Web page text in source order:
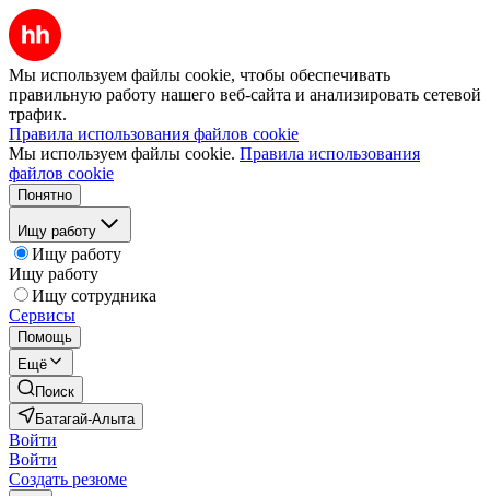
Мы используем файлы cookie, чтобы обеспечивать
правильную работу нашего веб-сайта и анализировать сетевой
трафик.
Правила использования файлов cookie
Мы используем файлы cookie. Правила использования
файлов cookie
Понятно
Ищу работу
Ищу работу
Ищу работу
Ищу сотрудника
Сервисы
Помощь
Ещё
Поиск
Батагай-Алыта
Войти
Войти
Создать резюме